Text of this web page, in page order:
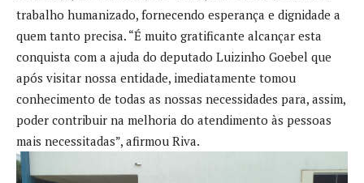
trabalho humanizado, fornecendo esperança e dignidade a
quem tanto precisa. “É muito gratificante alcançar esta
conquista com a ajuda do deputado Luizinho Goebel que
após visitar nossa entidade, imediatamente tomou
conhecimento de todas as nossas necessidades para, assim,
poder contribuir na melhoria do atendimento às pessoas
mais necessitadas”, afirmou Riva.